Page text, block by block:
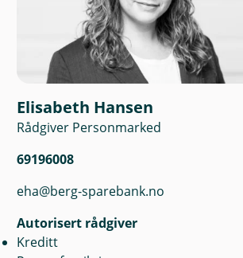
Elisabeth Hansen
Rådgiver Personmarked
69196008
eha@berg-sparebank.no
Autorisert rådgiver
Kreditt